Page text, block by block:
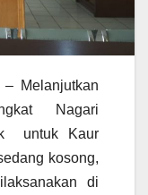
Melanjutkan
Nagari
untuk Kaur
kosong,
di